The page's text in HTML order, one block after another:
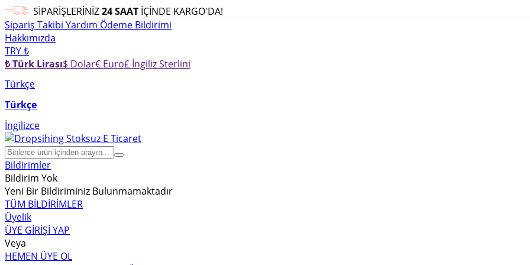
SİPARİŞLERİNİZ24 SAAT İÇİNDE KARGO'DA!
Sipariş Takibi Yardım Ödeme Bildirimi
Hakkımızda
TRY ₺
₺ Türk Lirası$ Dolar€ Euro£ İngiliz Sterlini
Türkçe
Türkçe
İngilizce
Bildirimler
Bildirim Yok
Yeni Bir Bildiriminiz Bulunmamaktadır
TÜM BİLDİRİMLER
Üyelik
ÜYE GİRİŞİ YAP
Veya
HEMEN ÜYE OL